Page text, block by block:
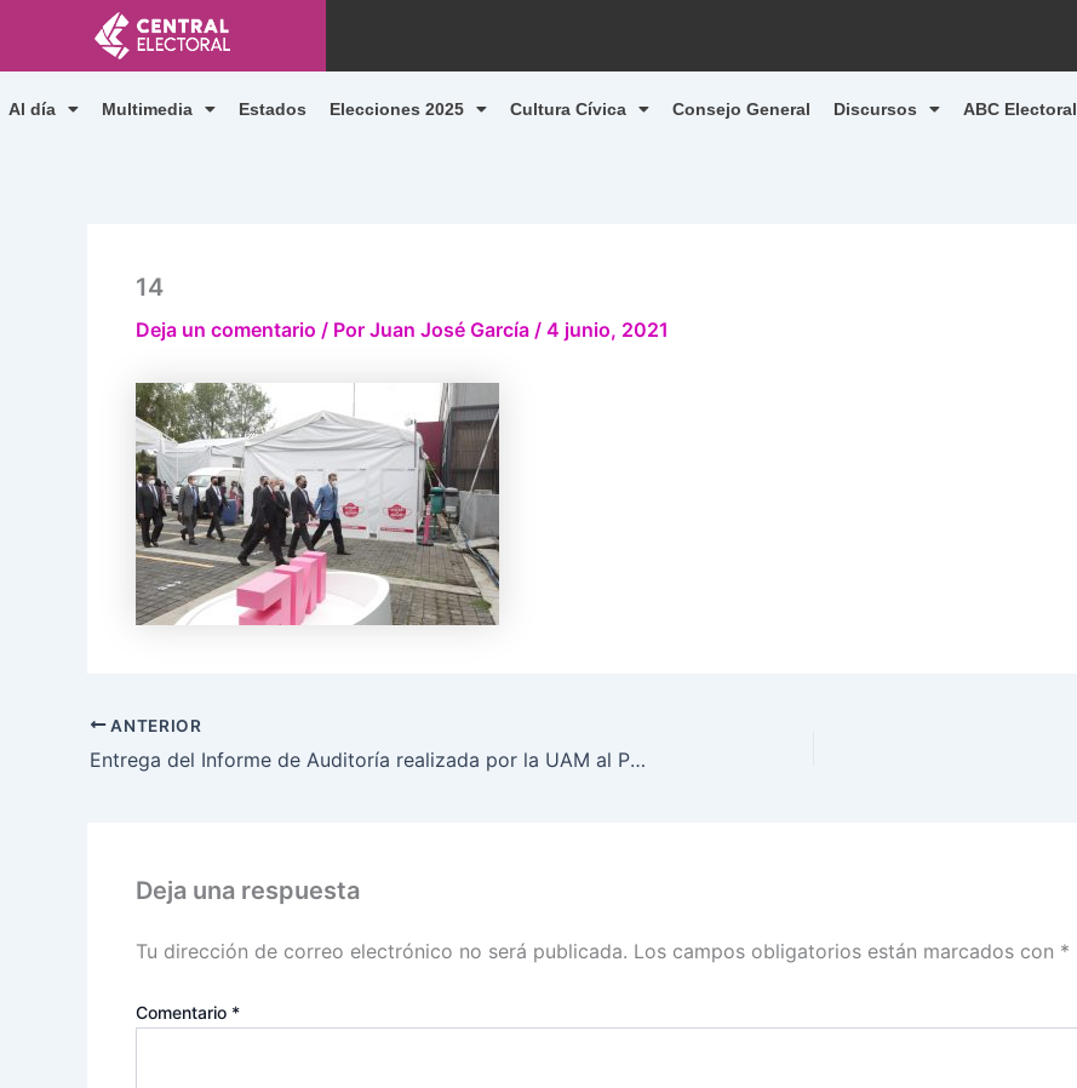
contenido
Al día Multimedia Estados Elecciones 2025 Cultura Cívica Consejo General Discursos ABC Electoral
14
Deja un comentario / Por Juan José García / 4 junio, 2021
ANTERIOR
Entrega del Informe de Auditoría realizada por la UAM al PREP.
Deja una respuesta
Tu dirección de correo electrónico no será publicada. Los campos obligatorios están marcados con *
Comentario *